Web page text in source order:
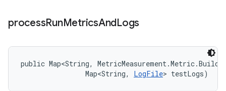
processRunMetricsAndLogs
public Map<String,
                Map<String,
LogFile> testLogs)